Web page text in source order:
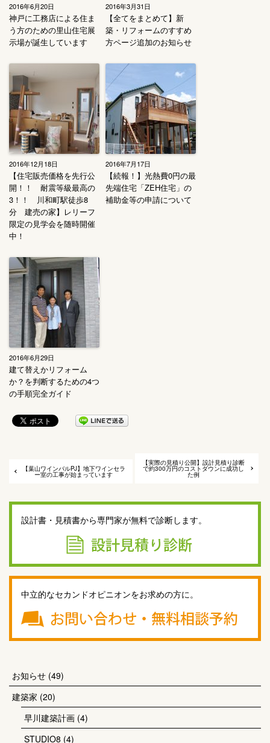
2016年6月20日
神戸に工務店による住ま
う方のための里山住宅展
示場が誕生しています
2016年3月31日
【全てをまとめて】新
築・リフォームのすすめ
方ページ追加のお知らせ
2016年12月18日
【住宅販売価格を先行公
開！！ 耐震等級最高の
3！！ 川和町駅徒歩8
分 建売の家】レリーフ
限定の見学会を随時開催
中！
2016年7月17日
【続報！】光熱費0円の最
先端住宅「ZEH住宅」の
補助金等の申請について
2016年6月29日
建て替えかリフォーム
か？を判断するための4つ
の手順完全ガイド
【葉山ワインバルPJ】地下ワインセラ
ー室の工事が始まっています
【実際の見積り公開】設計見積り診断
で約300万円のコストダウンに成功し
た例
設計書・見積書から専門家が無料で診断します。
中立的なセカンドオピニオンをお求めの方に。
お知らせ (49)
建築家 (20)
早川建築計画 (4)
STUDIO8 (4)